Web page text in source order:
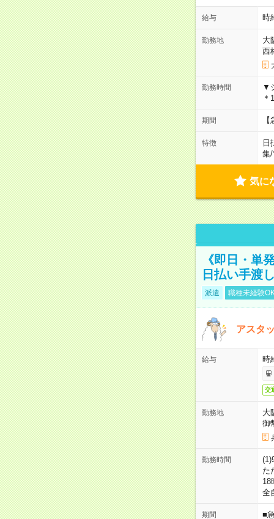
給与 時
勤務地
大
西
勤務時間
▼
期間
特徴
日
集/
気に
《即日・単
日払い手渡
派遣 職種未経験
アスタ
給与 時
交
勤務地
大
御
勤務時間
た
18
全
期間 ■